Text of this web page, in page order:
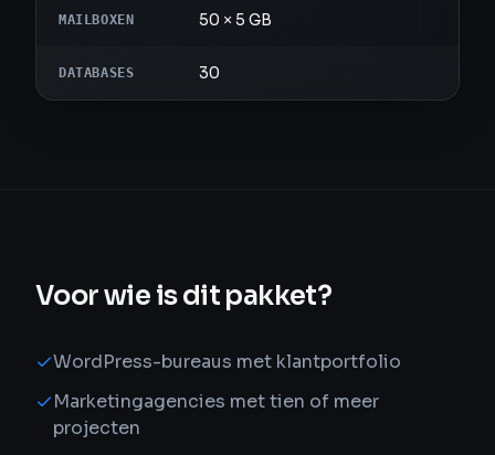
MAILBOXEN 50 × 5 GB
DATABASES 30
Voor wie is dit pakket?
WordPress-bureaus met klantportfolio
Marketingagencies met tien of meer
projecten